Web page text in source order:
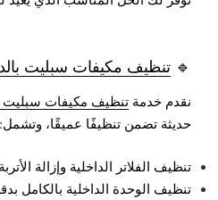
🔹 تنظيف مكيفات سبليت
نقدم خدمة تنظيف مكيفات سبليت
حديثة تضمن تنظيفًا عميقًا، وتشمل:
تنظيف الفلاتر الداخلية وإزالة
تنظيف الوحدة الداخلية بالكامل